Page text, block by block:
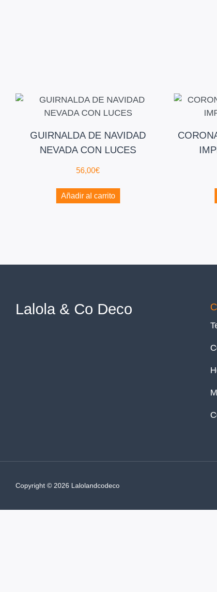
GUIRNALDA DE NAVIDAD
NEVADA CON LUCES
56,00€
Añadir al carrito
Lalola & Co Deco
Copyright © 2026 Lalolandcodeco